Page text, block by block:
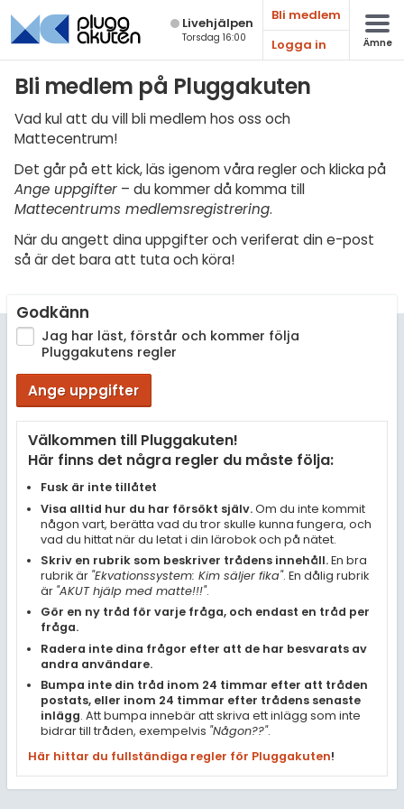
Live­hjälpen
Torsdag 16:00
Bli medlem
Logga in
Ämne
Bli medlem på Pluggakuten
Vad kul att du vill bli medlem hos oss och
Mattecentrum!
Det går på ett kick, läs igenom våra regler och klicka på
Ange uppgifter – du kommer då komma till
Mattecentrums medlemsregistrering.
När du angett dina uppgifter och veriferat din e-post
så är det bara att tuta och köra!
Godkänn
Jag har läst, förstår och kommer följa
Pluggakutens regler
Ange uppgifter
Välkommen till Pluggakuten!
Här finns det några regler du måste följa:
Fusk är inte tillåtet
Visa alltid hur du har försökt själv.Om du inte kommit
någon vart, berätta vad du tror skulle kunna fungera, och
vad du hittat när du letat i din lärobok och på nätet.
Skriv en rubrik som beskriver trådens innehåll.En bra
rubrik är "Ekvationssystem: Kim säljer fika". En dålig rubrik
är "AKUT hjälp med matte!!!".
Gör en ny tråd för varje fråga, och endast en tråd per
fråga.
Radera inte dina frågor efter att de har besvarats av
andra användare.
Bumpa inte din tråd inom 24 timmar efter att tråden
postats, eller inom 24 timmar efter trådens senaste
inlägg. Att bumpa innebär att skriva ett inlägg som inte
bidrar till tråden, exempelvis "Någon??".
Här hittar du fullständiga regler för Pluggakuten!
Matematik
Fysik
Biologi
Teknik & Bygg
Programmering
Engelska
Ekonomi
Övriga diskussioner
Livehjälpen
Regler
För lärare
11 inloggade
Om Pluggakuten